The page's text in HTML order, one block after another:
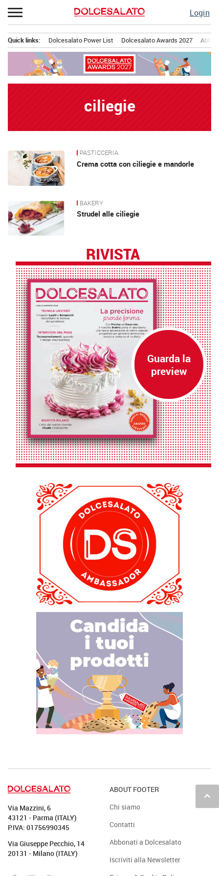
Passa
al
Login
principale
Quick links: Dolcesalato Power List Dolcesalato Awards 2027
ciliegie
News PASTICCERIA
Crema cotta con ciliegie e mandorle
BAKERY
Strudel alle ciliegie
RIVISTA
keyboard_arrow_up
Via Mazzini, 6
43121 - Parma (ITALY)
P.IVA: 01756990345
Via Giuseppe Pecchio, 14
20131 - Milano (ITALY)
ABOUT FOOTER
Chi siamo
Contatti
Abbonati a Dolcesalato
Iscriviti alla Newsletter